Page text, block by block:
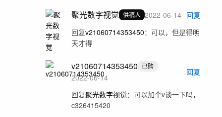
聚光数字视觉 供稿人 2022-06-14 回复
回复v21060714353450： 可以，但是得明
天才得
v21060714353450 已购
2022-06-14
回复
回复聚光数字视觉： 可以加个v谈一下吗，
c326415420